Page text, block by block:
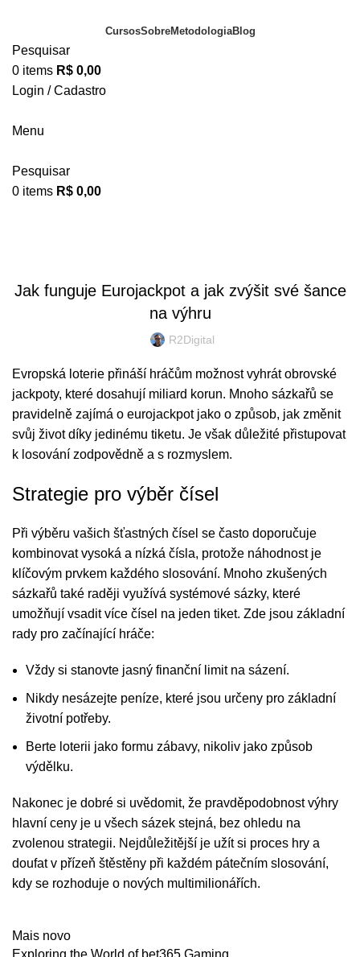
CursosSobreMetodologiaBlog
Pesquisar
0 items R$ 0,00
Login / Cadastro
Menu
Pesquisar
0 items R$ 0,00
Jak funguje Eurojackpot a jak zvýšit své šance
na výhru
R2Digital
Evropská loterie přináší hráčům možnost vyhrát obrovské
jackpoty, které dosahují miliard korun. Mnoho sázkařů se
pravidelně zajímá o eurojackpotjako o způsob, jak změnit
svůj život díky jedinému tiketu. Je však důležité přistupovat
k losování zodpovědně a s rozmyslem.
Strategie pro výběr čísel
Při výběru vašich šťastných čísel se často doporučuje
kombinovat vysoká a nízká čísla, protože náhodnost je
klíčovým prvkem každého slosování. Mnoho zkušených
sázkařů také raději využívá systémové sázky, které
umožňují vsadit více čísel na jeden tiket. Zde jsou základní
rady pro začínající hráče:
Vždy si stanovte jasný finanční limit na sázení.
Nikdy nesázejte peníze, které jsou určeny pro základní
životní potřeby.
Berte loterii jako formu zábavy, nikoliv jako způsob
výdělku.
Nakonec je dobré si uvědomit, že pravděpodobnost výhry
hlavní ceny je u všech sázek stejná, bez ohledu na
zvolenou strategii. Nejdůležitější je užít si proces hry a
doufat v přízeň štěstěny při každém pátečním slosování,
kdy se rozhoduje o nových multimilionářích.
Mais novo
Exploring the World of bet365 Gaming